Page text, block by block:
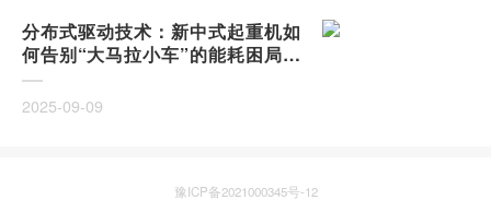
分布式驱动技术：新中式起重机如
何告别“大马拉小车”的能耗困局？
集中驱动vs分布式驱动，哪一种更
适合中小型制造车间？
2025-09-09
豫ICP备2021000345号-12